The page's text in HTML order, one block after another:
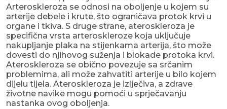
Arteroskleroza se odnosi na oboljenje u kojem su
arterije debele i krute, što ograničava protok krvi u
organe i tkiva. S druge strane, ateroskleroza je
specifična vrsta arteroskleroze koja uključuje
nakupljanje plaka na stijenkama arterija, što može
dovesti do njihovog suženja i blokade protoka krvi.
Ateroskleroza se obično povezuje sa srčanim
problemima, ali može zahvatiti arterije u bilo kojem
dijelu tijela. Ateroskleroza je izlječiva, a zdrave
životne navike mogu pomoći u sprječavanju
nastanka ovog oboljenja.